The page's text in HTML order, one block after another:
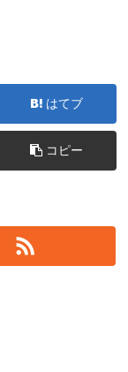
はてブ
コピー